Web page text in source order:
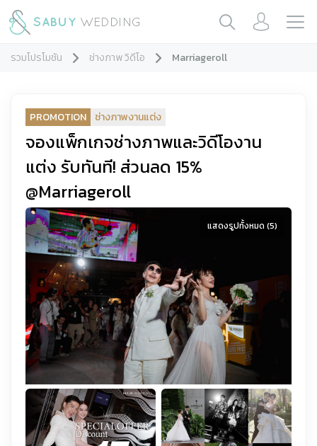
รวมโปรโมชัน ช่างภาพ วิดีโอ Marriageroll
PROMOTION ช่างภาพงานแต่ง
จองแพ็กเกจช่างภาพและวิดีโองาน
แต่ง รับทันที! ส่วนลด 15%
@Marriageroll
แสดงรูปทั้งหมด (5)